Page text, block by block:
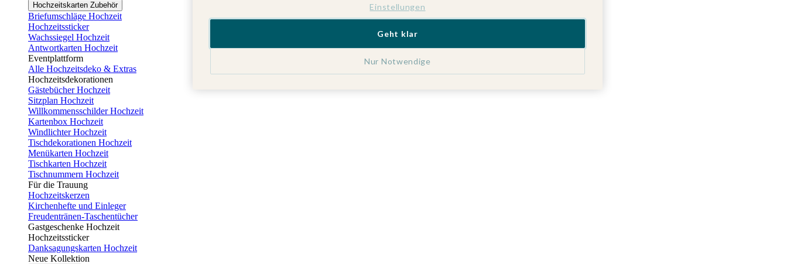
Hochzeitskarten Zubehör
Briefumschläge Hochzeit
Hochzeitssticker
Wachssiegel Hochzeit
Antwortkarten Hochzeit
Eventplattform
Alle Hochzeitsdeko & Extras
Hochzeitsdekorationen
Gästebücher Hochzeit
Sitzplan Hochzeit
Willkommensschilder Hochzeit
Kartenbox Hochzeit
Windlichter Hochzeit
Tischdekorationen Hochzeit
Menükarten Hochzeit
Tischkarten Hochzeit
Tischnummern Hochzeit
Für die Trauung
Hochzeitskerzen
Kirchenhefte und Einleger
Freudentränen-Taschentücher
Gastgeschenke Hochzeit
Hochzeitssticker
Danksagungskarten Hochzeit
Neue Kollektion
Einstellungen
Nur Notwendige
Geht klar